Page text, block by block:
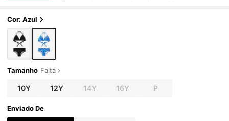
Cor: Azul
Tamanho Falta
10Y 12Y 14Y 16Y P
Enviado De